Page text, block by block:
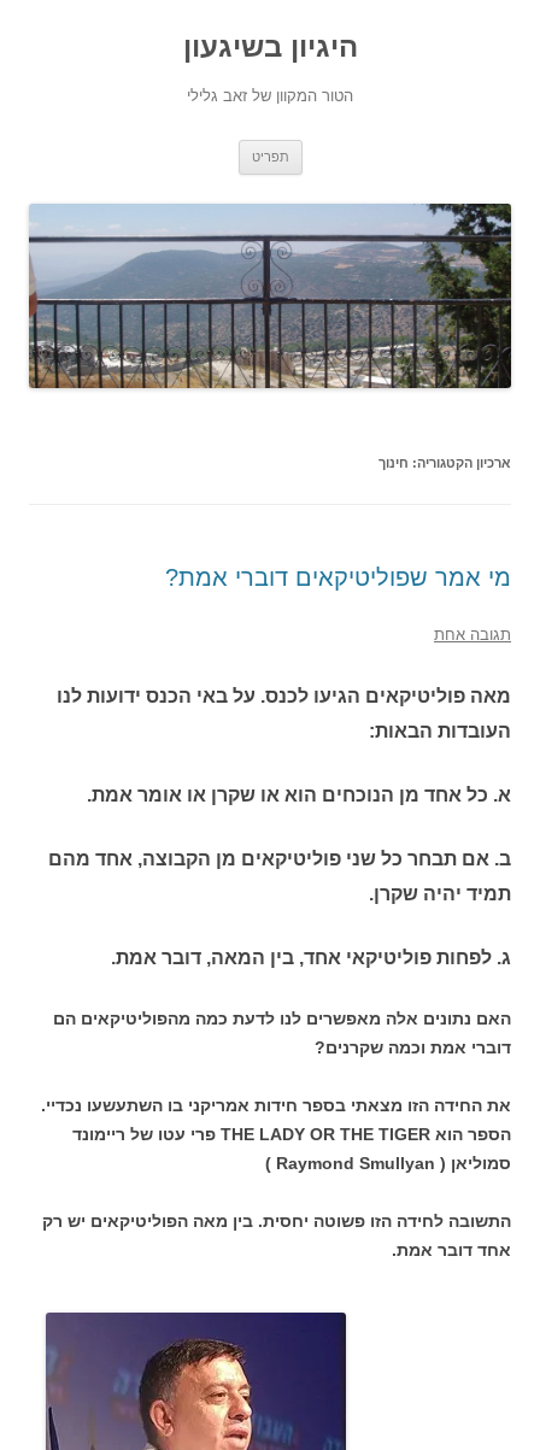
היגיון בשיגעון
הטור המקוון של זאב גלילי
תפריט
ארכיון הקטגוריה:חינוך
מי אמר שפוליטיקאים דוברי אמת?
תגובה אחת
מאה פוליטיקאים הגיעו לכנס. על באי הכנס ידועות לנו
העובדות הבאות:
א. כל אחד מן הנוכחים הוא או שקרן או אומר אמת.
ב. אם תבחר כל שני פוליטיקאים מן הקבוצה, אחד מהם
תמיד יהיה שקרן.
ג. לפחות פוליטיקאי אחד, בין המאה, דובר אמת.
האם נתונים אלה מאפשרים לנו לדעת כמה מהפוליטיקאים הם
דוברי אמת וכמה שקרנים?
את החידה הזו מצאתי בספר חידות אמריקני בו השתעשעו נכדיי.
הספר הוא THE LADY OR THE TIGER פרי עטו של ריימונד
סמוליאן ( Raymond Smullyan )
התשובה לחידה הזו פשוטה יחסית. בין מאה הפוליטיקאים יש רק
אחד דובר אמת.